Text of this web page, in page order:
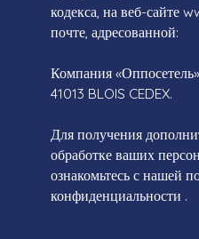
кодекса, на веб-сайте
почте, адресованной:
Компания
41013 BLOIS CEDEX.
Для получения
обработке ваших
ознакомьтесь с нашей
конфиденциальности .